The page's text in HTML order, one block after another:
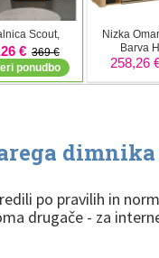
po pravilih in
drugače - za